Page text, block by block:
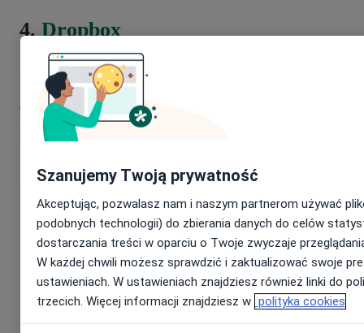
4.Dropbox
Bardzo wygodne narzędzie do udostępniania plików i
przechowywania ich w tzw. chmurze. Pozwala dzielić się nawet
dużymi plikami (np. filmami), umożliwia dostęp do nich z różnych
urządzeń, także mobilnych - nie musimy siedzieć za biurkiem, aby
mieć dostęp do dokumentów i plików.
Szanujemy Twoją prywatność
Akceptując, pozwalasz nam i naszym partnerom używać
podobnych technologii) do zbierania danych do celów
dostarczania treści w oparciu o Twoje zwyczaje
W każdej chwili możesz sprawdzić i zaktualizować swoje
ustawieniach. W ustawieniach znajdziesz również linki do
trzecich. Więcej informacji znajdziesz w polityka cookies